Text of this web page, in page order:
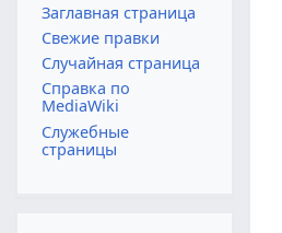
Заглавная страница
Свежие правки
Случайная страница
Справка по
MediaWiki
Служебные
страницы